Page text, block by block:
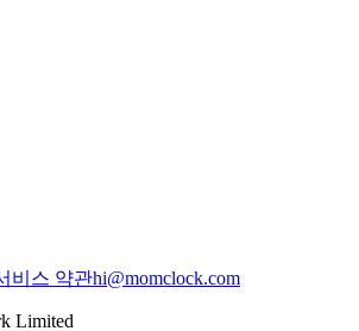
비스 약관hi@momclock.com
Limited